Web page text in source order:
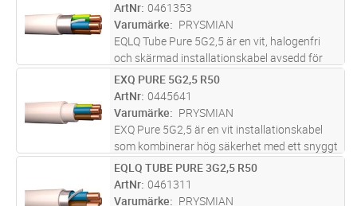
halogenfri och flamskyddad, vilket innebär att
rökutvecklingen...läs mer
ArtNr 0461353
Varumärke
PRYSMIAN
EQLQ Tube Pure 5G2,5 är en vit, halogenfri
och skärmad installationskabel avsedd för
fast förläggning i både inom- och
utomhusmiljöer. Kabeln är uppbyggd med
entrådiga ledare, aluminiumband och
förte ...läs mer
M Lägg i kundvagn
EXQ PURE 5G2,5 R50
ArtNr 0445641
Varumärke
PRYSMIAN
EXQ Pure 5G2,5 är en vit installationskabel
som kombinerar hög säkerhet med ett snyggt
och professionellt installationsresultat. Den är
halogenfri och flamskyddad, vilket innebär att
rökutvecklingen...läs mer
M Lägg i kundvagn
EQLQ TUBE PURE 3G2,5 R50
ArtNr 0461311
Varumärke
PRYSMIAN